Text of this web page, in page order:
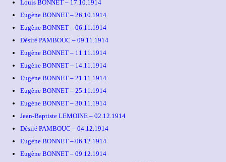
Louis BONNET – 17.10.1914
Eugène BONNET – 26.10.1914
Eugène BONNET – 06.11.1914
Désiré PAMBOUC – 09.11.1914
Eugène BONNET – 11.11.1914
Eugène BONNET – 14.11.1914
Eugène BONNET – 21.11.1914
Eugène BONNET – 25.11.1914
Eugène BONNET – 30.11.1914
Jean-Baptiste LEMOINE – 02.12.1914
Désiré PAMBOUC – 04.12.1914
Eugène BONNET – 06.12.1914
Eugène BONNET – 09.12.1914